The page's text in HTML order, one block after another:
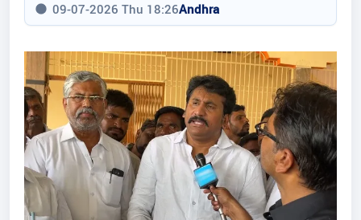
09-07-2026 Thu 18:26Andhra